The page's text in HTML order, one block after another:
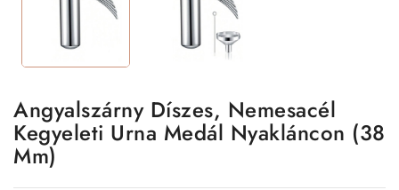
Angyalszárny Díszes, Nemesacél
Kegyeleti Urna Medál Nyakláncon (38
Mm)